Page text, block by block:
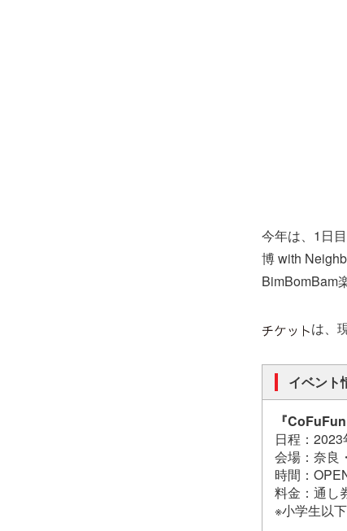
今年は、1日
博 with
BimBomBam
は、
イベント
『
日程：2023
会場：奈良
時間：
料金：通し
※小学生以